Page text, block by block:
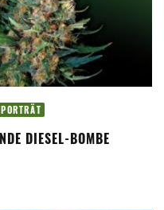
DIESEL-BOMBE